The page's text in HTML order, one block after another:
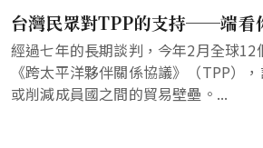
台灣民眾對TPP的支持──端看
經過七年的長期談判，今年2月全球12
《跨太平洋夥伴關係協議》（TPP）
或削減成員國之間的貿易壁壘。...